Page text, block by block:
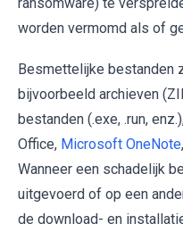
worden vermomd als of
Besmettelijke bestanden
bijvoorbeeld archieven
bestanden (.exe, .run,
Office, Microsoft OneNote
Wanneer een schadelijk
uitgevoerd of op een
de download- en